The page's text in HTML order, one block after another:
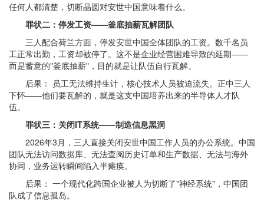
任何人都清楚，切断晶圆对安世中国意味着什么。
罪状二：停发工资——釜底抽薪瓦解团队
三人配合荷兰方面，停发安世中国全体团队的工资。数千名员
工正常出勤，工资却被停了。这不是企业经营困难导致的延期——
而是蓄意的"釜底抽薪"，目的就是让队伍自行瓦解。
后果： 员工无法维持生计，核心技术人员被迫流失。正中三人
下怀——他们要瓦解的，就是这支中国培养出来的半导体人才队
伍。
罪状三：关闭IT系统——制造信息黑洞
2026年3月，三人直接关闭安世中国工作人员的办公系统。中国
团队无法访问数据库、无法查阅历史订单和生产数据、无法与海外
协同，业务运转瞬间陷入半瘫痪。
后果： 一个现代化跨国企业被人为切断了"神经系统"，中国团
队成了信息孤岛。